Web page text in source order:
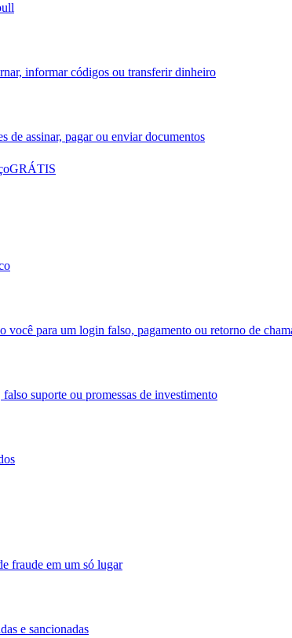
informar códigos ou transferir dinheiro
de assinar, pagar ou enviar documentos
GRÁTIS
você para um login falso, pagamento ou retorno de
suporte ou promessas de investimento
fraude em um só lugar
e sancionadas